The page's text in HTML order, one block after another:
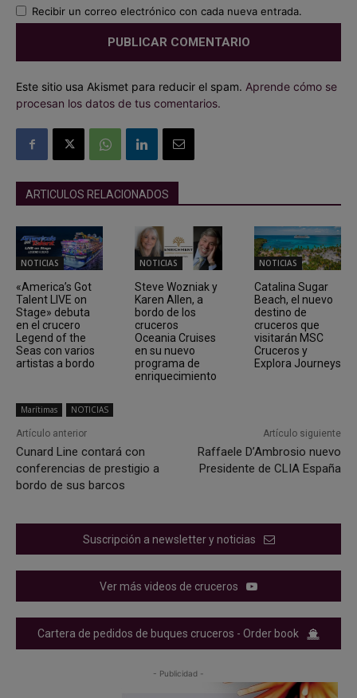
Recibir un correo electrónico con cada nueva entrada.
Este sitio usa Akismet para reducir el spam. Aprende cómo se
procesan los datos de tus comentarios.
ARTICULOS RELACIONADOS
NOTICIAS
«America’s Got
Talent LIVE on
Stage» debuta
en el crucero
Legend of the
Seas con varios
artistas a bordo
NOTICIAS
Steve Wozniak y
Karen Allen, a
bordo de los
cruceros
Oceania Cruises
en su nuevo
programa de
enriquecimiento
NOTICIAS
Catalina Sugar
Beach, el nuevo
destino de
cruceros que
visitarán MSC
Cruceros y
Explora Journeys
Marítimas NOTICIAS
Artículo anterior
Cunard Line contará con
conferencias de prestigio a
bordo de sus barcos
Artículo siguiente
Raffaele D’Ambrosio nuevo
Presidente de CLIA España
Suscripción a newsletter y noticias
Ver más videos de cruceros
Cartera de pedidos de buques cruceros - Order book
- Publicidad -